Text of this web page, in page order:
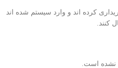
نشده است.
کرده اند و وارد سیستم شده اند
کنند.